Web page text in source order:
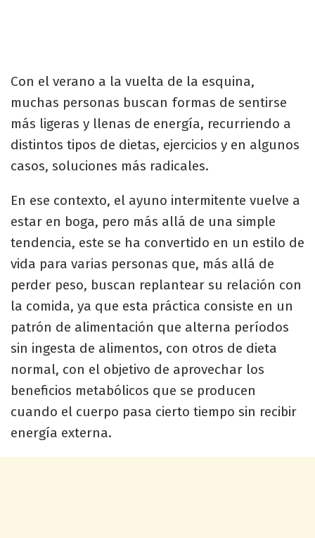
Con el verano a la vuelta de la esquina,
muchas personas buscan formas de sentirse
más ligeras y llenas de energía, recurriendo a
distintos tipos de dietas, ejercicios y en algunos
casos, soluciones más radicales.
En ese contexto, el ayuno intermitente vuelve a
estar en boga, pero más allá de una simple
tendencia, este se ha convertido en un estilo de
vida para varias personas que, más allá de
perder peso, buscan replantear su relación con
la comida, ya que esta práctica consiste en un
patrón de alimentación que alterna períodos
sin ingesta de alimentos, con otros de dieta
normal, con el objetivo de aprovechar los
beneficios metabólicos que se producen
cuando el cuerpo pasa cierto tiempo sin recibir
energía externa.